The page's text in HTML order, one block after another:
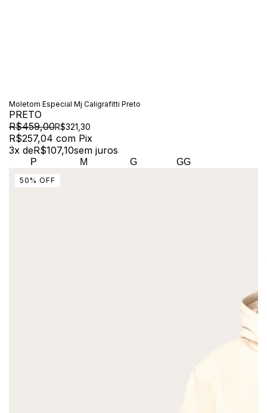
Moletom Especial Mj Caligrafitti Preto
PRETO
R$459,00R$321,30
R$257,04 com Pix
3x deR$107,10sem juros
P M G GG
50 % OFF